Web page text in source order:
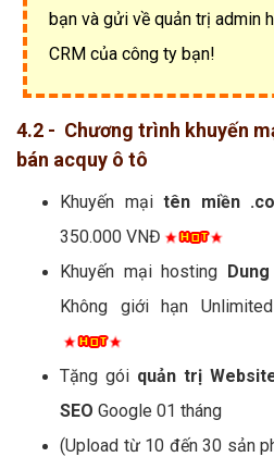
bạn và gửi về quản trị admin
CRM của công ty bạn!
4.2 - Chương trình khuyến
bán acquy ô tô
Khuyến mạitên miền
350.000 VNĐ
Khuyến mại hosting
Không giới hạn
Tặng gói quản trị
SEO Google 01 tháng
(Upload từ 10 đến 30 sản